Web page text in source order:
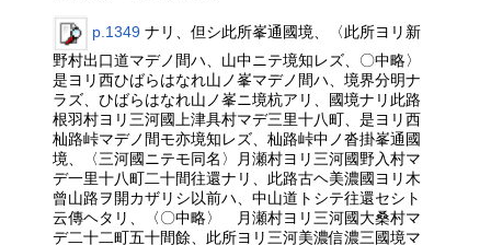
p.1349 ナリ、但シ此所峯通國境、〈此所ヨリ新
野村出口道マデノ間ハ、山中ニテ境知レズ、〇中略〉
是ヨリ西ひばらはなれ山ノ峯マデノ間ハ、境界分明ナ
ラズ、ひばらはなれ山ノ峯ニ境杭アリ、國境ナリ此路
根羽村ヨリ三河國上津具村マデ三里十八町、是ヨリ西
杣路峠マデノ間モ亦境知レズ、杣路峠中ノ沓掛峯通國
境、〈三河國ニテモ同名〉月瀬村ヨリ三河國野入村マ
デ一里十八町二十間往還ナリ、此路古ヘ美濃國ヨリ木
曾山路ヲ開カザリシ以前ハ、中山道トシテ往還セシト
云傳ヘタリ、〈〇中略〉 月瀬村ヨリ三河國大桑村マ
デ二十二町五十間餘、此所ヨリ三河美濃信濃三國境マ